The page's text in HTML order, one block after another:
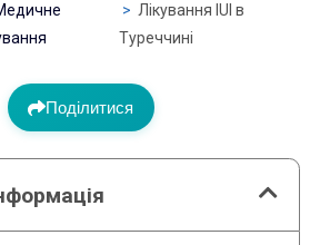
Лікування IUI в
Туреччині
Поділитися